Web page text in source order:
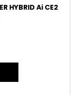
HYBRID Ai CE2